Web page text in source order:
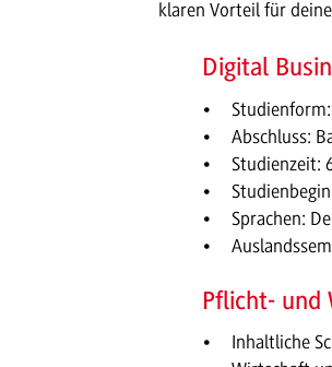
klaren Vorteil für
Digital
Abschluss:
Studienzeit:
Sprachen:
Pflicht- und
Inhaltliche